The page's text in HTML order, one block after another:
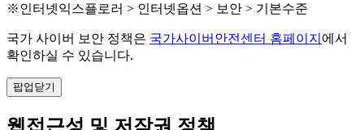
※인터넷익스플로러 > 인터넷옵션 > 보안 > 기본수준
국가 사이버 보안 정책은 국가사이버안전센터 홈페이지 에서
확인하실 수 있습니다.
팝업닫기